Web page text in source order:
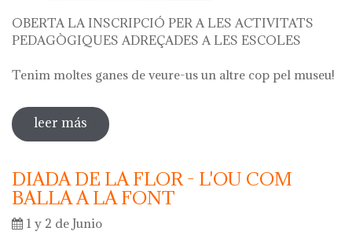
OBERTA LA INSCRIPCIÓ PER A LES ACTIVITATS
PEDAGÒGIQUES ADREÇADES A LES ESCOLES
Tenim moltes ganes de veure-us un altre cop pel museu!
leer más sobre oberta la inscripció per a les
activitats escolars curs 2024 - 2025
DIADA DE LA FLOR - L'OU COM
BALLA A LA FONT
1 y 2 de Junio